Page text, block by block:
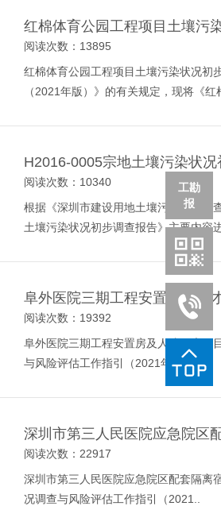
红棉体育公园工程项目土壤污
阅读次数：13895
红棉体育公园工程项目土壤污染状况初
（2021年版）》的有关规定，现将《
H2016-0005宗地土壤污染状
阅读次数：10340
根据《深圳市建设用地土壤污染状况调
土壤污染状况初步调查报告》主要内容
阜外医院三期工程安置房及人
阅读次数：19392
阜外医院三期工程安置房及人才住房项
与风险评估工作指引（2021年版）..
深圳市第三人民医院应急院区
阅读次数：22917
深圳市第三人民医院应急院区配套隔离
况调查与风险评估工作指引（2021..
工勘
报